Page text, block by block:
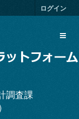
ログイン
調査課